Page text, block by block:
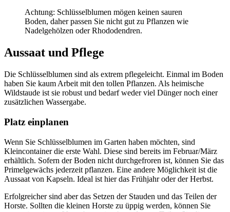
Achtung: Schlüsselblumen mögen keinen sauren
Boden, daher passen Sie nicht gut zu Pflanzen wie
Nadelgehölzen oder Rhododendren.
Aussaat und Pflege
Die Schlüsselblumen sind als extrem pflegeleicht. Einmal im Boden
haben Sie kaum Arbeit mit den tollen Pflanzen. Als heimische
Wildstaude ist sie robust und bedarf weder viel Dünger noch einer
zusätzlichen Wassergabe.
Platz einplanen
Wenn Sie Schlüsselblumen im Garten haben möchten, sind
Kleincontainer die erste Wahl. Diese sind bereits im Februar/März
erhältlich. Sofern der Boden nicht durchgefroren ist, können Sie das
Primelgewächs jederzeit pflanzen. Eine andere Möglichkeit ist die
Aussaat von Kapseln. Ideal ist hier das Frühjahr oder der Herbst.
Erfolgreicher sind aber das Setzen der Stauden und das Teilen der
Horste. Sollten die kleinen Horste zu üppig werden, können Sie